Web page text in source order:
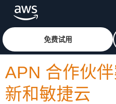
跳至主要内容
免费试用
APN 合作伙
新和敏捷云